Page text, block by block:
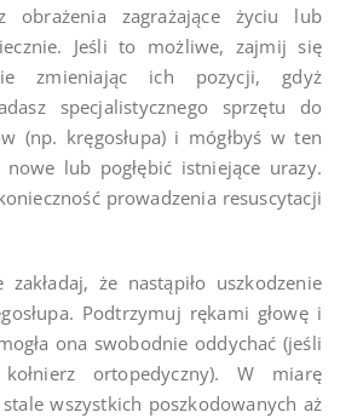
obrażenia zagrażające życiu lub
Jeśli to możliwe, zajmij się
zmieniając ich pozycji, gdyż
specjalistycznego sprzętu do
(np. kręgosłupa) i mógłbyś w ten
lub pogłębić istniejące urazy.
prowadzenia resuscytacji
że nastąpiło uszkodzenie
Podtrzymuj rękami głowę i
ona swobodnie oddychać (jeśli
ortopedyczny). W miarę
wszystkich poszkodowanych aż